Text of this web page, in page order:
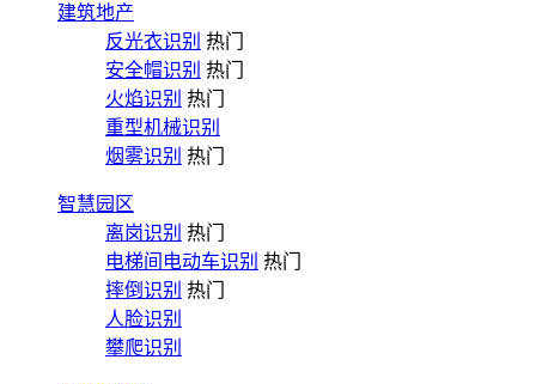
建筑地产
反光衣识别 热门
安全帽识别 热门
火焰识别 热门
重型机械识别
烟雾识别 热门
智慧园区
离岗识别 热门
电梯间电动车识别 热门
摔倒识别 热门
人脸识别
攀爬识别